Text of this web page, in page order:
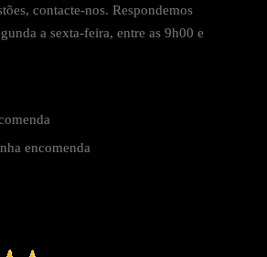
contacte-nos. Respondemos
a sexta-feira, entre as 9h00 e
encomenda